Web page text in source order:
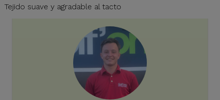
Tejido suave y agradable al tacto